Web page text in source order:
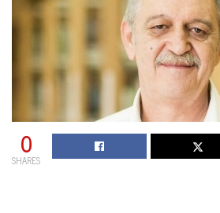
0
SHARES